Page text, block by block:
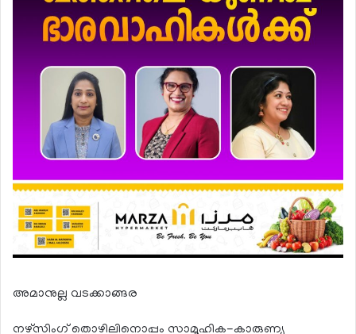
അമാനുല്ല വടക്കാങ്ങര
നഴ്‌സിംഗ് തൊഴിലിനൊപ്പം സാമൂഹിക-കാരുണ്യ